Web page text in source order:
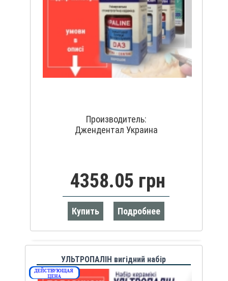
Производитель:
Джендентал Украина
4358.05 грн
Купить Подробнее
УЛЬТРОПАЛІН вигідний набір